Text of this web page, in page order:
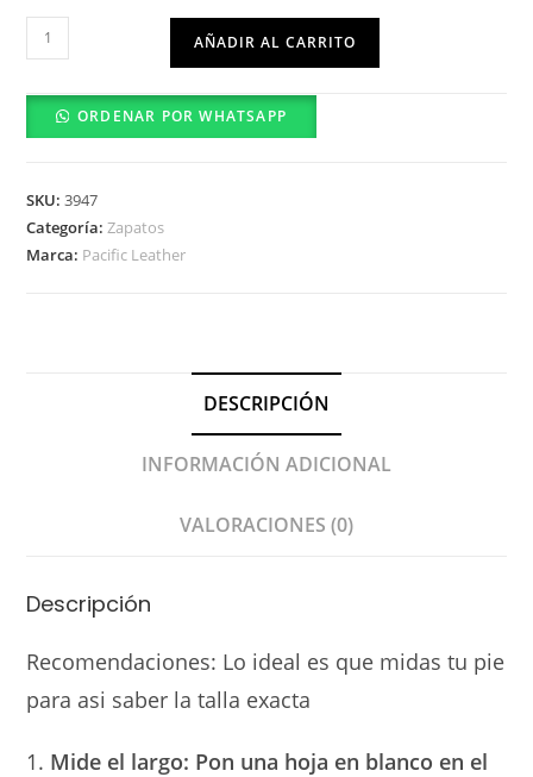
Leo
cantidad
AÑADIR AL CARRITO
ORDENAR POR WHATSAPP
SKU:3947
Categoría:Zapatos
Marca: Pacific Leather
DESCRIPCIÓN
INFORMACIÓN ADICIONAL
VALORACIONES (0)
Descripción
Recomendaciones: Lo ideal es que midas tu pie
para asi saber la talla exacta
Mide el largo: Pon una hoja en blanco en el